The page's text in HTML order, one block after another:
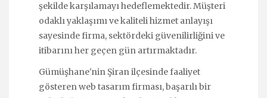
şekilde karşılamayı hedeflemektedir. Müşteri
odaklı yaklaşımı ve kaliteli hizmet anlayışı
sayesinde firma, sektördeki güvenilirliğini ve
itibarını her geçen gün artırmaktadır.
Gümüşhane'nin Şiran ilçesinde faaliyet
gösteren web tasarım firması, başarılı bir